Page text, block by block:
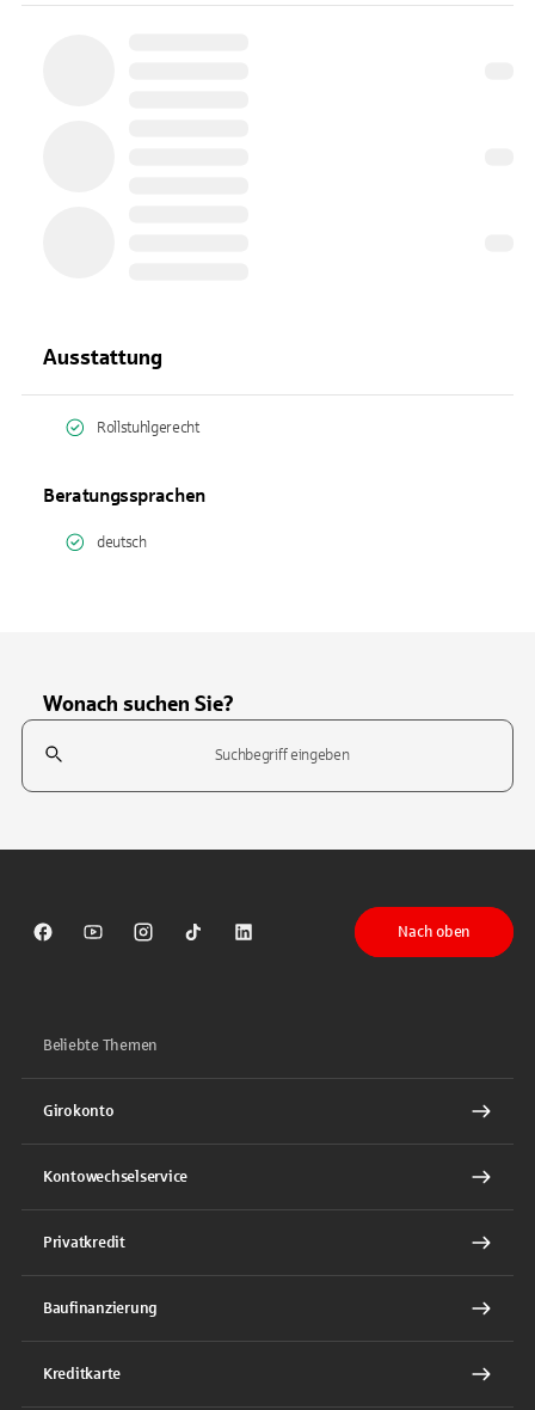
Ausstattung
Rollstuhlgerecht
Beratungssprachen
deutsch
Wonach suchen Sie?
Suchfeld
Sparkasse auf Facebook
Sparkasse auf Youtube
Sparkasse auf Instagram
Sparkasse auf TikTok
Sparkasse auf LinkedIn
Nach oben
Beliebte Themen
Girokonto
Kontowechselservice
Privatkredit
Baufinanzierung
Kreditkarte